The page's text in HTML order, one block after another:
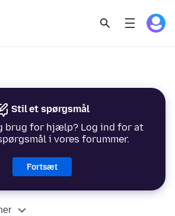
Stil et spørgsmål
brug for hjælp? Log ind for at
i vores forummer.
Fortsæt